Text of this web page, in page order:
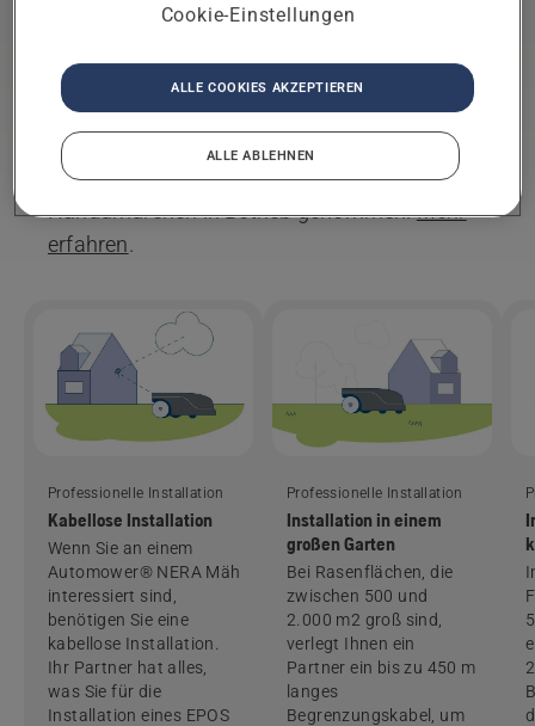
Installation
Beginnen Sie Ihre Reise zu einem perfekten
Rasen. Mit einer professionellen Installation
durch einen Partner wird Ihr Rasenmäher im
Handumdrehen in Betrieb genommen.Mehr
erfahren.
Professionelle Installation
Kabellose Installation
Wenn Sie an einem
Automower® NERA Mähroboter
interessiert sind,
benötigen Sie eine
kabellose Installation.
Ihr Partner hat alles,
was Sie für die
Installation eines EPOS
Professionelle Installation
Installation in einem
großen Garten
Bei Rasenflächen, die
zwischen 500 und
2.000 m2 groß sind,
verlegt Ihnen ein
Partner ein bis zu 450 m
langes
Begrenzungskabel, um
Cookie-Einstellungen
ALLE ABLEHNEN
ALLE COOKIES AKZEPTIEREN